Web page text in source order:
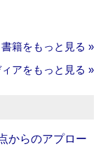
書籍をもっと見る »
アをもっと見る »
からのアプロー